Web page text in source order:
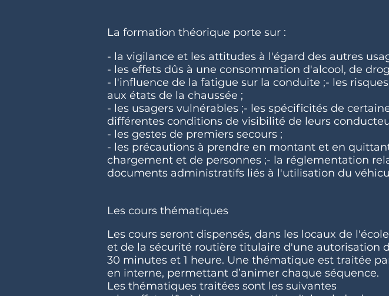
La formation théorique porte sur :
- la vigilance et les attitudes à l'égard des autres
- les effets dûs à une consommation d'alcool, de
- l'influence de la fatigue sur la conduite ;- les
aux états de la chaussée ;
- les usagers vulnérables ;- les spécificités de
différentes conditions de visibilité de leurs
- les gestes de premiers secours ;
- les précautions à prendre en montant et en
chargement et de personnes ;- la réglementation
documents administratifs liés à l'utilisation du
Les cours thématiques
Les cours seront dispensés, dans les locaux de
et de la sécurité routière titulaire d'une autorisation
30 minutes et 1 heure. Une thématique est traitée
en interne, permettant d’animer chaque séquence.
Les thématiques traitées sont les suivantes